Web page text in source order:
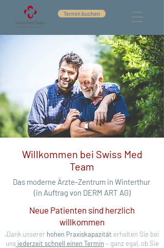
Termin buchen
Willkommen bei Swiss Med
Team
Das moderne Ärzte-Zentrum in Winterthur
(in Auftrag von DERM ART AG)
Neue Patienten sind herzlich
willkommen
„Dank unserer hohen Praxiskapazität erhalten Sie bei
uns jederzeit schnell einen Termin – ganz egal, ob Sie